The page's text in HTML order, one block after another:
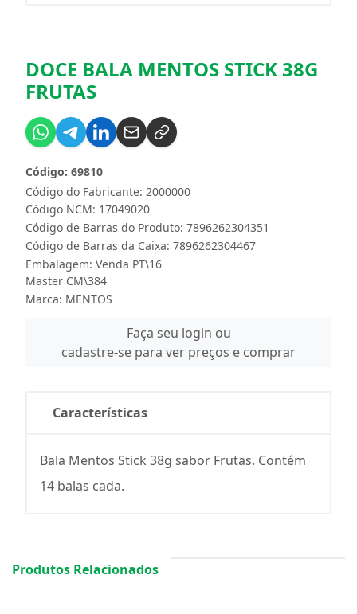
DOCE BALA MENTOS STICK 38G
FRUTAS
Código do Fabricante: 2000000
Código: 69810
Código NCM: 17049020
Código de Barras do Produto: 7896262304351
Código de Barras da Caixa: 7896262304467
Embalagem: Venda PT\16
Master CM\384
Marca: MENTOS
Faça seu login ou
cadastre-se para ver preços e comprar
Características
Bala Mentos Stick 38g sabor Frutas. Contém
14 balas cada.
Produtos Relacionados